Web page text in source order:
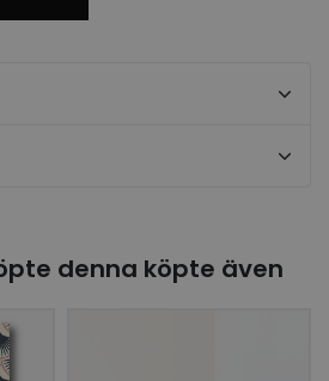
denna köpte även